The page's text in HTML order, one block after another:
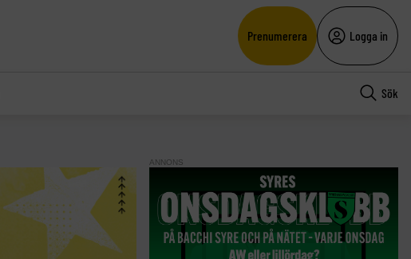
Prenumerera Logga in
Sök
ANNONS